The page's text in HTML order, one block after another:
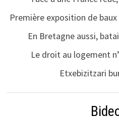
Première exposition de
En Bretagne aussi,
Le droit au logement
Etxebizitzari